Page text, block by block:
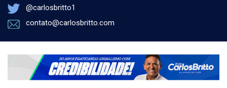
@carlosbritto1
contato@carlosbritto.com